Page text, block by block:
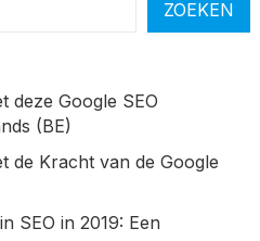
ZOEKEN
deze Google SEO
(BE)
de Kracht van de Google
SEO in 2019: Een